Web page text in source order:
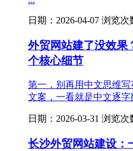
日期：2026-04-07 浏览次
外贸网站建了没效果
个核心细节
第一，别再用中文思维
文案，一看就是中文逐字
日期：2026-03-31 浏览次
长沙外贸网站建设：